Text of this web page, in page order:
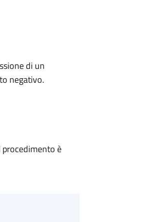
di un
negativo.
è